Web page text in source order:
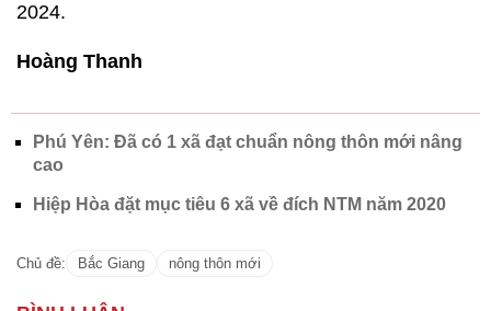
2024.
Hoàng Thanh
Phú Yên: Đã có 1 xã đạt chuẩn nông thôn mới nâng
cao
Hiệp Hòa đặt mục tiêu 6 xã về đích NTM năm 2020
Chủ đề: Bắc Giang nông thôn mới